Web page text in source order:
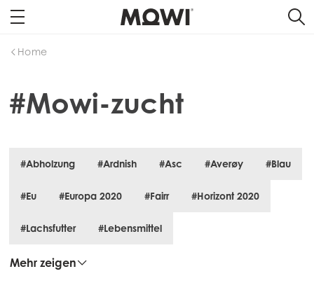
Mowi Global
Home
#Mowi-zucht
#Abholzung #Ardnish #Asc #Averøy #Blau
#Eu #Europa 2020 #Fairr #Horizont 2020
#Lachsfutter #Lebensmittel
Mehr zeigen